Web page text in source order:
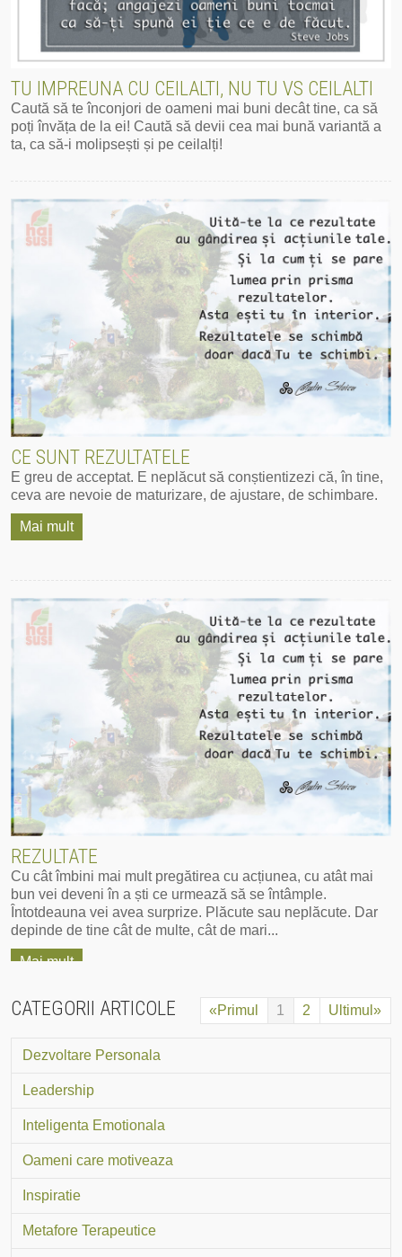
TU IMPREUNA CU CEILALTI, NU TU VS CEILALTI
Caută să te înconjori de oameni mai buni decât tine, ca să
poți învăța de la ei! Caută să devii cea mai bună variantă a
ta, ca să-i molipsești și pe ceilalți!
CE SUNT REZULTATELE
E greu de acceptat. E neplăcut să conștientizezi că, în tine,
ceva are nevoie de maturizare, de ajustare, de schimbare.
Mai mult
REZULTATE
Cu cât îmbini mai mult pregătirea cu acțiunea, cu atât mai
bun vei deveni în a ști ce urmează să se întâmple.
Întotdeauna vei avea surprize. Plăcute sau neplăcute. Dar
depinde de tine cât de multe, cât de mari...
Mai mult
«Primul 1 2 Ultimul»
CATEGORII ARTICOLE
Dezvoltare Personala
Leadership
Inteligenta Emotionala
Oameni care motiveaza
Inspiratie
Metafore Terapeutice